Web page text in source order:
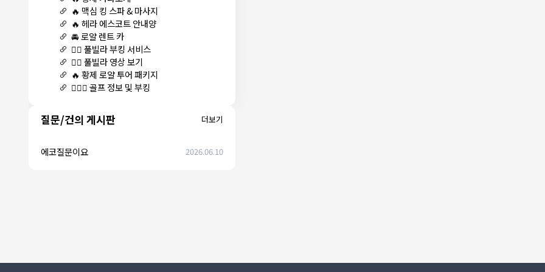
🔥 맥심 킹 스파 & 마사지
🔥 헤라 에스코트 안내양
🚘 로얄 렌트 카
🏊‍♀️ 풀빌라 부킹 서비스
🏊‍♀️ 풀빌라 영상 보기
🔥 황제 로얄 투어 패키지
🏌🏻‍♂️ 골프 정보 및 부킹
질문/건의 게시판 더보기
에코질문이요 2026.06.10